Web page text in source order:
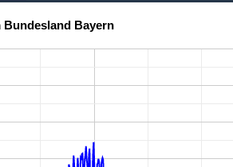
Bundesland Bayern